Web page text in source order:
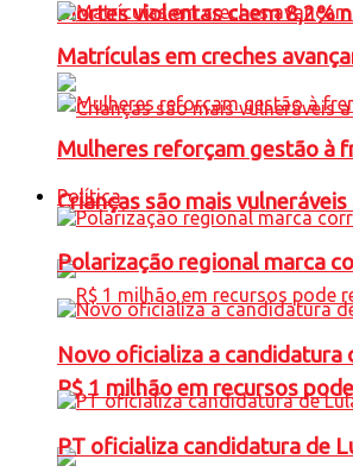
Mortes violentas caem 8,2%
Crianças são mais
R$ 1 milhão em recursos
Matrículas em creches
Mulheres reforçam gestão à
Política
Polarização regional marca
Novo oficializa a candidatura
PT oficializa candidatura de